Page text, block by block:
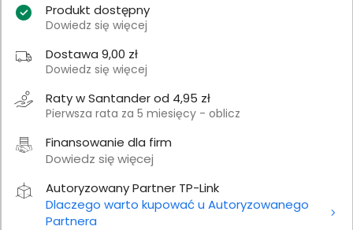
Produkt dostępny
Dowiedz się więcej
Dostawa 9,00 zł
Dowiedz się więcej
Raty w Santander od 4,95 zł
Pierwsza rata za 5 miesięcy - oblicz
Finansowanie dla firm
Dowiedz się więcej
Autoryzowany Partner TP-Link
Dlaczego warto kupować u Autoryzowanego
Partnera